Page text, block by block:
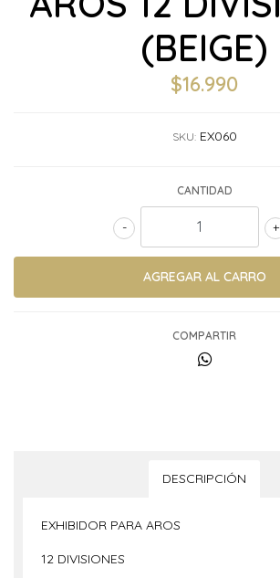
(BEIGE)
$16.990
SKU: EX060
CANTIDAD
+
-
COMPARTIR
DESCRIPCIÓN
EXHIBIDOR PARA AROS
12 DIVISIONES